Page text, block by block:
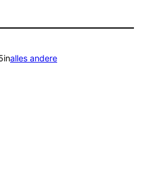
inalles andere